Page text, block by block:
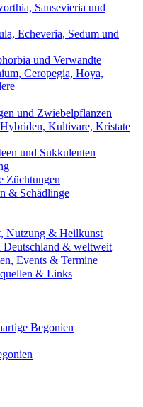
Sansevieria und
Echeveria, Sedum und
und Verwandte
Ceropegia, Hoya,
und Zwiebelpflanzen
Kultivare, Kristate
und Sukkulenten
Züchtungen
& Schädlinge
Nutzung & Heilkunst
& weltweit
Events & Termine
& Links
Begonien